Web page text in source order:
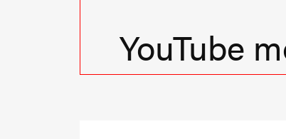
YouTube